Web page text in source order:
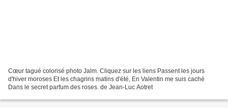
Cœur tagué colorisé photo Jalm. Cliquez sur les liens Passent les jours
d'hiver moroses Et les chagrins matins d'été, En Valentin me suis caché
Dans le secret parfum des roses. de Jean-Luc Aotret